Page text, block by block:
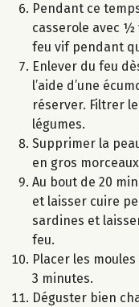
Pendant ce
casserole avec ½
feu vif pendant
Enlever du feu
l’aide d’une
réserver. Filtrer
légumes.
Supprimer la
en gros
Au bout de 20
et laisser cuire
sardines et
feu.
Placer les
3 minutes.
Déguster bien